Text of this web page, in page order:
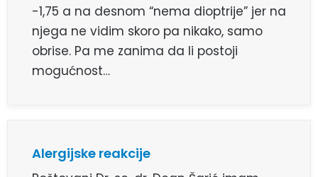
-1,75 a na desnom “nema dioptrije” jer na
njega ne vidim skoro pa nikako, samo
obrise. Pa me zanima da li postoji
mogućnost…
Alergijske reakcije